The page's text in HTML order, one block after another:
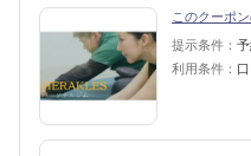
このクーポ
提示条件：
利用条件：